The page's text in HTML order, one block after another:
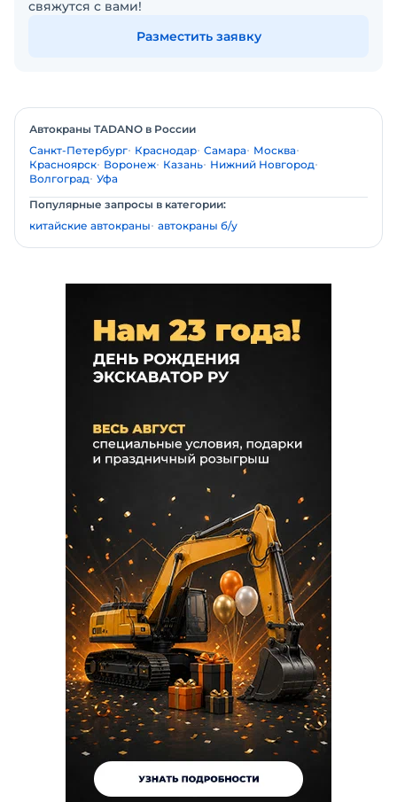
свяжутся с вами!
Разместить заявку
Автокраны TADANO в России
Санкт-Петербург Краснодар Самара Москва
Красноярск Воронеж Казань Нижний Новгород
Волгоград Уфа
Популярные запросы в категории:
китайские автокраны автокраны б/у